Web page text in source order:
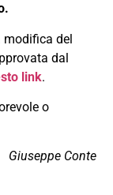
modifica del
dal
link.
o
Giuseppe Conte